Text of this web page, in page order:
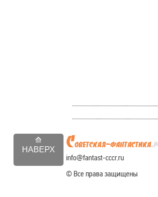
НАВЕРХ
info@fantast-cccr.ru
© Все права защищены